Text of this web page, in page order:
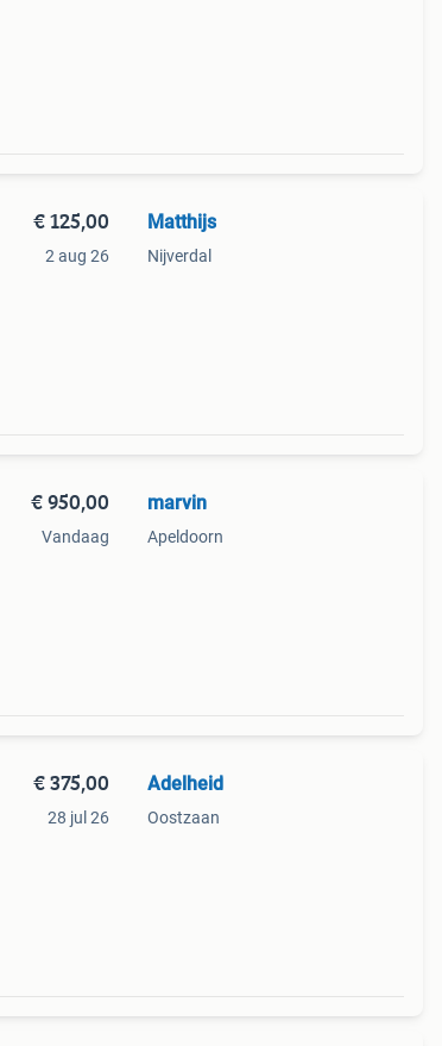
€ 125,00
2 aug 26
Matthijs
Nijverdal
€ 950,00
Vandaag
marvin
Apeldoorn
€ 375,00
28 jul 26
Adelheid
Oostzaan